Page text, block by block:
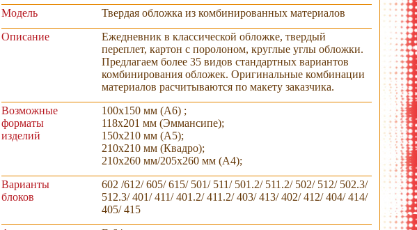
комбинирование
комбинирование
материалов в
нахлест
комбинирования
материалов
различные
Модель
Твердая обложка из комбинированных материалов
Описание
Ежедневник в классической обложке, твердый
переплет, картон с поролоном, круглые углы обложки.
Предлагаем более 35 видов стандартных вариантов
комбинирования обложек. Оригинальные комбинации
материалов расчитываются по макету заказчика.
Возможные
форматы
изделий
100х150 мм (А6) ;
118х201 мм (Эммансипе);
150х210 мм (А5);
210х210 мм (Квадро);
210х260 мм/205х260 мм (А4);
Варианты
блоков
602 /612/ 605/ 615/ 501/ 511/ 501.2/ 511.2/ 502/ 512/ 502.3/
512.3/ 401/ 411/ 401.2/ 411.2/ 403/ 413/ 402/ 412/ 404/ 414/
405/ 415